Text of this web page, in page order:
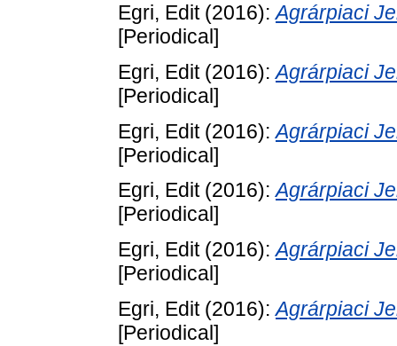
Egri, Edit(2016):Agrárpiaci
[Periodical]
Egri, Edit(2016):Agrárpiaci
[Periodical]
Egri, Edit(2016):Agrárpiaci
[Periodical]
Egri, Edit(2016):Agrárpiaci
[Periodical]
Egri, Edit(2016):Agrárpiaci
[Periodical]
Egri, Edit(2016):Agrárpiaci
[Periodical]